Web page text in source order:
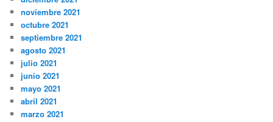
noviembre 2021
octubre 2021
septiembre 2021
agosto 2021
julio 2021
junio 2021
mayo 2021
abril 2021
marzo 2021